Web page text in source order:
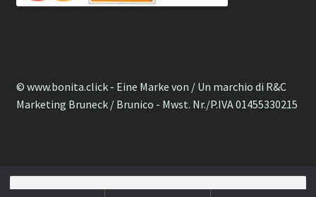
© www.bonita.click - Eine Marke von / Un marchio di R&C
Marketing Bruneck / Brunico - Mwst. Nr./P.IVA 01455330215